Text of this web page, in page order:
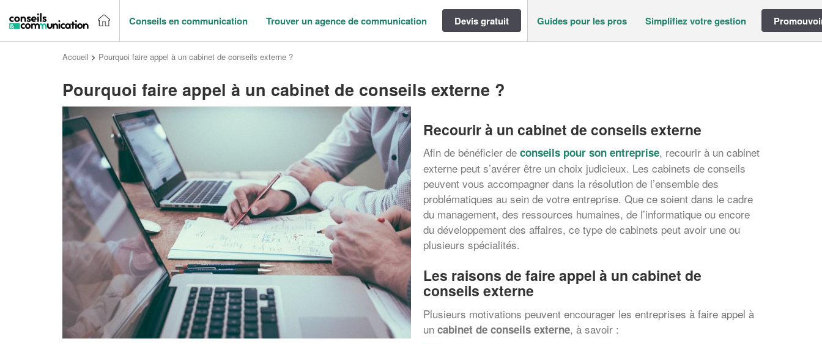
Conseils en communication Trouver un agence de communication Devis gratuit Guides pour les pros Simplifiez votre gestion
Accueil > Pourquoi faire appel à un cabinet de conseils externe ?
Pourquoi faire appel à un cabinet de conseils externe ?
Recourir à un cabinet de conseils externe
Afin de bénéficier de conseils pour son entreprise, recourir à un cabinet
externe peut s’avérer être un choix judicieux. Les cabinets de conseils
peuvent vous accompagner dans la résolution de l’ensemble des
problématiques au sein de votre entreprise. Que ce soient dans le cadre
du management, des ressources humaines, de l’informatique ou encore
du développement des affaires, ce type de cabinets peut avoir une ou
plusieurs spécialités.
Les raisons de faire appel à un cabinet de
conseils externe
Plusieurs motivations peuvent encourager les entreprises à faire appel à
un cabinet de conseils externe, à savoir :